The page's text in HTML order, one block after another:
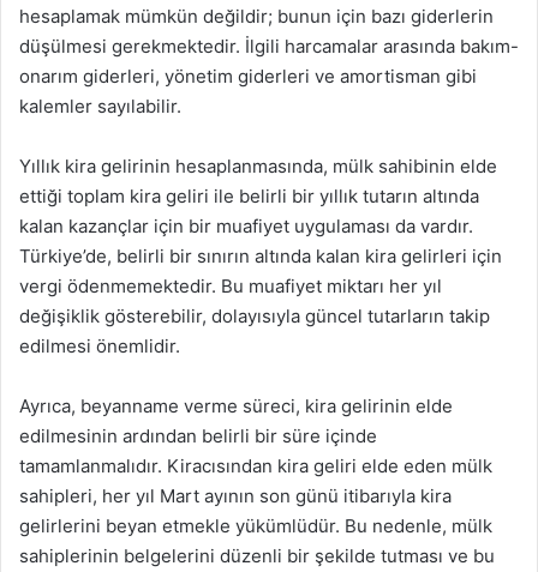
hesaplamak mümkün değildir; bunun için bazı giderlerin
düşülmesi gerekmektedir. İlgili harcamalar arasında bakım-
onarım giderleri, yönetim giderleri ve amortisman gibi
kalemler sayılabilir.
Yıllık kira gelirinin hesaplanmasında, mülk sahibinin elde
ettiği toplam kira geliri ile belirli bir yıllık tutarın altında
kalan kazançlar için bir muafiyet uygulaması da vardır.
Türkiye’de, belirli bir sınırın altında kalan kira gelirleri için
vergi ödenmemektedir. Bu muafiyet miktarı her yıl
değişiklik gösterebilir, dolayısıyla güncel tutarların takip
edilmesi önemlidir.
Ayrıca, beyanname verme süreci, kira gelirinin elde
edilmesinin ardından belirli bir süre içinde
tamamlanmalıdır. Kiracısından kira geliri elde eden mülk
sahipleri, her yıl Mart ayının son günü itibarıyla kira
gelirlerini beyan etmekle yükümlüdür. Bu nedenle, mülk
sahiplerinin belgelerini düzenli bir şekilde tutması ve bu